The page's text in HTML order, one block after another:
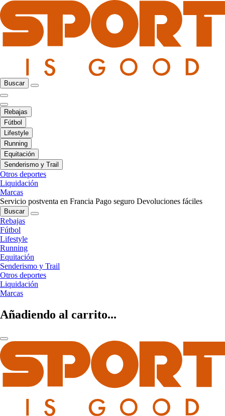
Buscar
Rebajas
Fútbol
Lifestyle
Running
Equitación
Senderismo y Trail
Otros deportes
Liquidación
Marcas
Servicio postventa en Francia Pago seguro Devoluciones fáciles
Buscar
Rebajas
Fútbol
Lifestyle
Running
Equitación
Senderismo y Trail
Otros deportes
Liquidación
Marcas
Añadiendo al carrito...